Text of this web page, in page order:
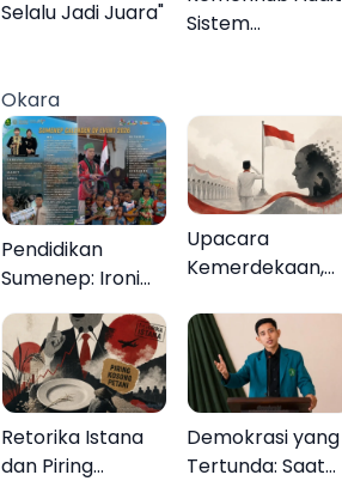
Selalu Jadi Juara"
Sistem
Mutiara Sentosa
II
Okara
Pendidikan
Sumenep: Ironi
13.095 Anak Tidak
Sekolah
Menyaksikan
Semarak Festival
Kalender Event
2026
Upacara
Kemerdekaan,
Melupakan
Retorika Istana
dan Piring
Demokrasi yang
Tertunda: Saat